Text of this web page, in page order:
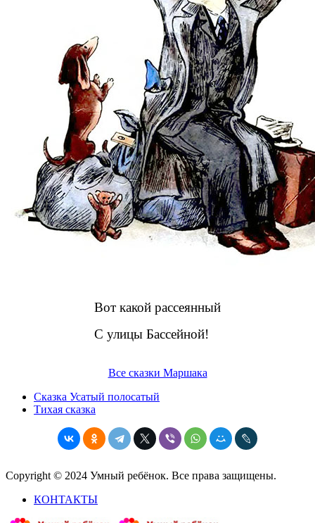
Вот какой рассеянный
С улицы Бассейной!
Все сказки Маршака
Сказка Усатый полосатый
Тихая сказка
Copyright © 2024 Умный ребёнок. Все права защищены.
КОНТАКТЫ